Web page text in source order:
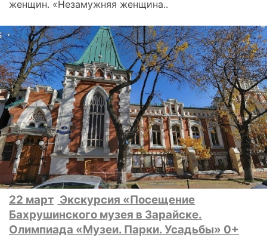
женщин. «Незамужняя женщина..
22 март Экскурсия «Посещение
Бахрушинского музея в Зарайске.
Олимпиада «Музеи. Парки. Усадьбы» 0+